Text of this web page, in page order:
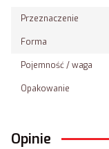
Przeznaczenie
Forma
Pojemność / waga
Opakowanie
Opinie